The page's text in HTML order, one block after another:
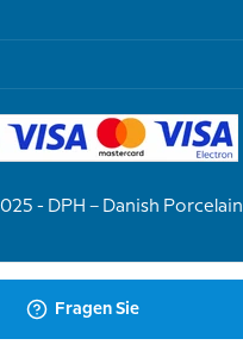
Fragen Sie
- DPH – Danish Porcelain
e-bewährt